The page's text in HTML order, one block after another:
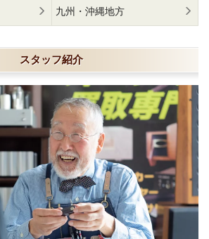
九州・沖縄地方
スタッフ紹介